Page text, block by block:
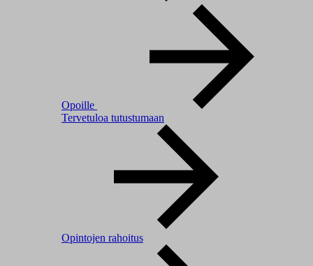
Opoille
Tervetuloa tutustumaan
Opintojen rahoitus